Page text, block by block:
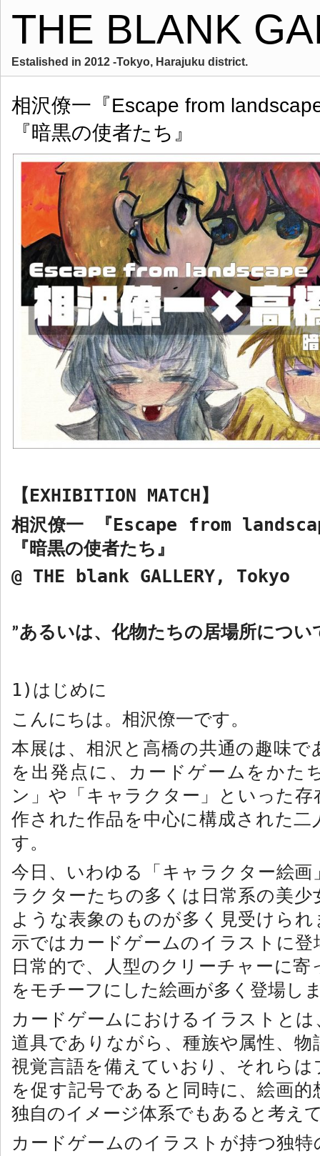
THE BLANK
Estalished in 2012 -Tokyo, Harajuku district.
相沢僚一『Escape from
『暗黒の使者たち』
【EXHIBITION MATCH】
相沢僚一 『Escape from
『暗黒の使者たち』
@ THE blank GALLERY, Tokyo
”あるいは、化物たちの居場所につい
1) はじめに
こんにちは。相沢僚一です。
本展は、相沢と高橋の共通の趣味
を出発点に、カードゲームをかた
ン」や「キャラクター」といった
作された作品を中心に構成された
す。
今日、いわゆる「キャラクター絵
ラクターたちの多くは日常系の美
ような表象のものが多く見受けら
示ではカードゲームのイラストに
日常的で、人型のクリーチャーに
をモチーフにした絵画が多く登場し
カードゲームにおけるイラストと
道具でありながら、種族や属性、
視覚言語を備えていおり、それら
を促す記号であると同時に、絵画
独自のイメージ体系でもあると考え
カードゲームのイラストが持つ独